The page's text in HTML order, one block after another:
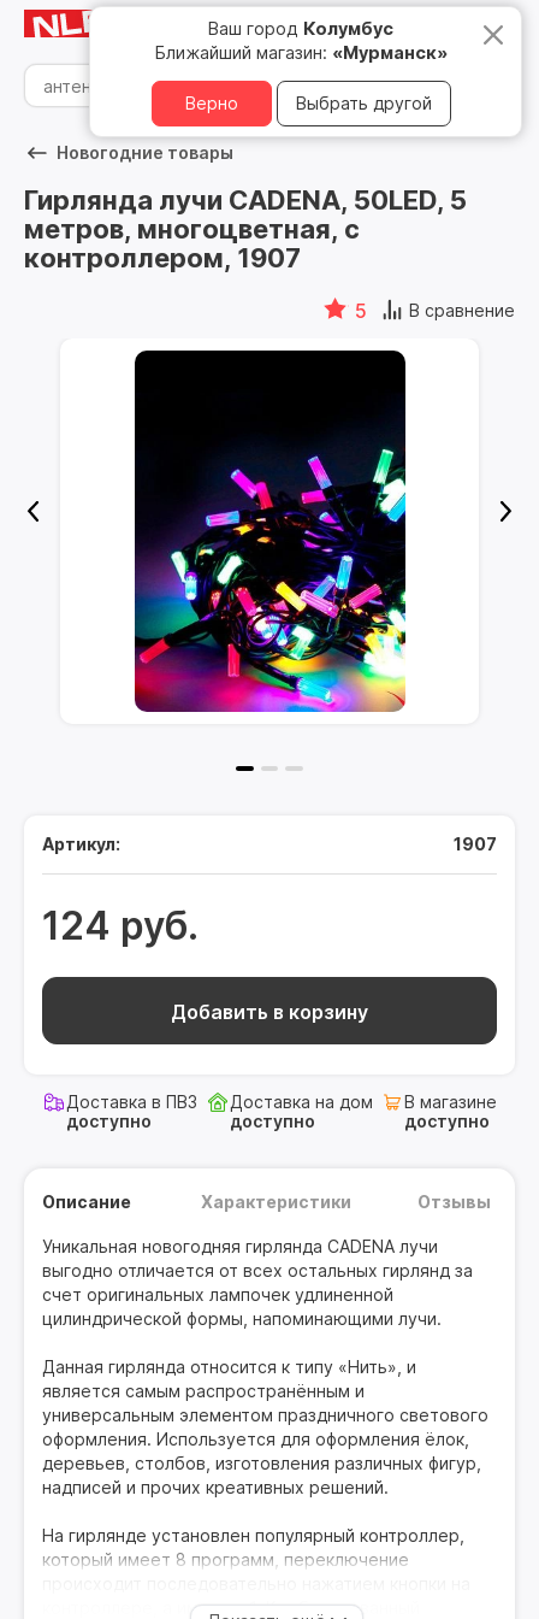
Мурманск
Ваш город Колумбус
Ближайший магазин: «Мурманск»
Верно Выбрать другой
8 800 500 05 15
Новогодние товары
Гирлянда лучи CADENA, 50LED, 5
метров, многоцветная, с
контроллером, 1907
5 В сравнение
Артикул: 1907
124 руб.
Добавить в корзину
Доставка в ПВЗ
доступно
Доставка на дом
доступно
В магазине
доступно
Описание
Уникальная новогодняя гирлянда CADENA лучи
выгодно отличается от всех остальных гирлянд за
счет оригинальных лампочек удлиненной
цилиндрической формы, напоминающими лучи.
Данная гирлянда относится к типу «Нить», и
является самым распространённым и
универсальным элементом праздничного светового
оформления. Используется для оформления ёлок,
деревьев, столбов, изготовления различных фигур,
надписей и прочих креативных решений.
На гирлянде установлен популярный контроллер,
который имеет 8 программ, переключение
контроллере, а именно: 1. Комбинированный
Характеристики Отзывы